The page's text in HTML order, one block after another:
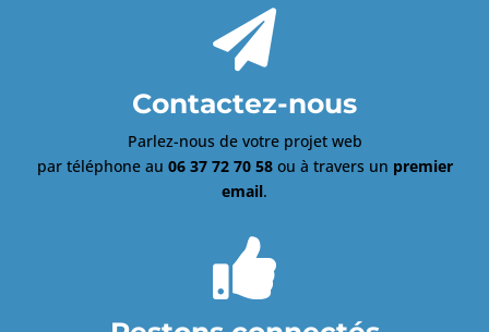

Contactez-nous
Parlez-nous de votre projet web
par téléphone au 06 37 72 70 58ou à travers un premier
email.
